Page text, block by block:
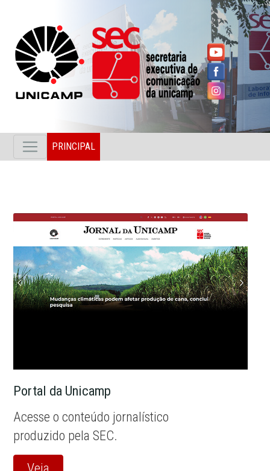
PRINCIPAL
Portal da Unicamp
Acesse o conteúdo jornalístico
produzido pela SEC.
Veja